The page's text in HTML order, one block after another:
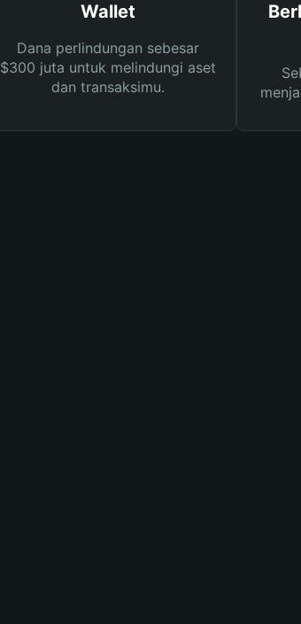
Wallet
Dana perlindungan sebesar
$300 juta untuk melindungi aset
dan transaksimu.